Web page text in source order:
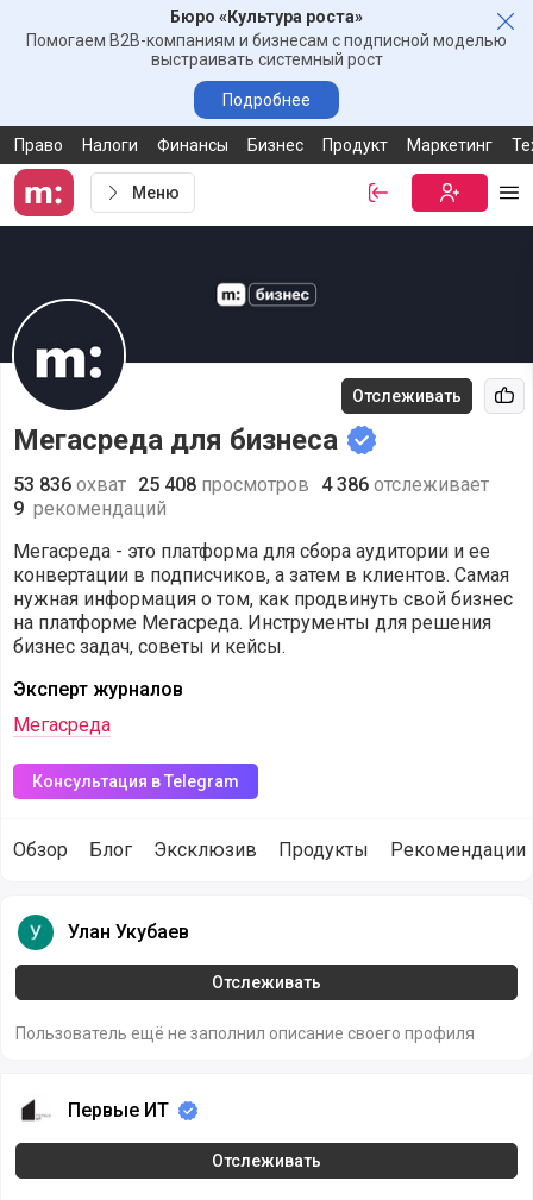
Бюро «Культура роста»
Помогаем B2B-компаниям и бизнесам с подписной моделью
выстраивать системный рост
Подробнее
Право Налоги Финансы Бизнес Продукт Маркетинг
Меню Войти
Отслеживать
Мегасреда для бизнеса
53 836 охват 25 408 просмотров 4 386 отслеживает
9 рекомендаций
Мегасреда - это платформа для сбора аудитории и ее
конвертации в подписчиков, а затем в клиентов. Самая
нужная информация о том, как продвинуть свой бизнес
на платформе Мегасреда. Инструменты для решения
бизнес задач, советы и кейсы.
Эксперт журналов
Мегасреда
Консультация в Telegram
Обзор Блог Эксклюзив Продукты Рекомендации
Улан Укубаев
Улан Укубаев
Отслеживать
Пользователь ещё не заполнил описание своего профиля
Первые ИТПервые ИТ
Отслеживать